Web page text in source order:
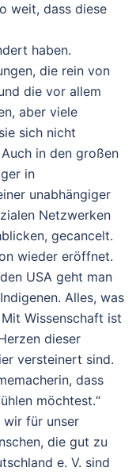
weit, dass diese
haben.
die rein von
die vor allem
aber viele
sich nicht
in den großen
in
unabhängiger
Netzwerken
gecancelt.
wieder eröffnet.
USA geht man
Alles, was
Wissenschaft ist
dieser
versteinert sind.
dass
möchtest.“
wir für unser
die gut zu
e. V. sind